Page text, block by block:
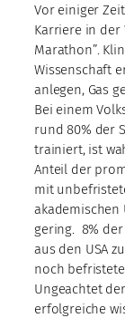
Vor einiger
Karriere in der
Marathon”.
Wissenschaft
anlegen, Gas
Bei einem
rund 80% der
trainiert, ist
Anteil der
mit
gering. 8%
aus den USA
noch
Ungeachtet
erfolgreiche